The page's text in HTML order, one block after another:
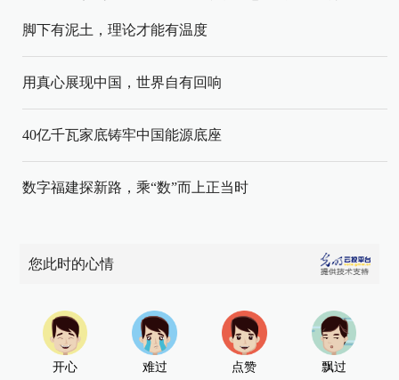
脚下有泥土，理论才能有温度
用真心展现中国，世界自有回响
40亿千瓦家底铸牢中国能源底座
数字福建探新路，乘“数”而上正当时
您此时的心情
开心 难过 点赞 飘过